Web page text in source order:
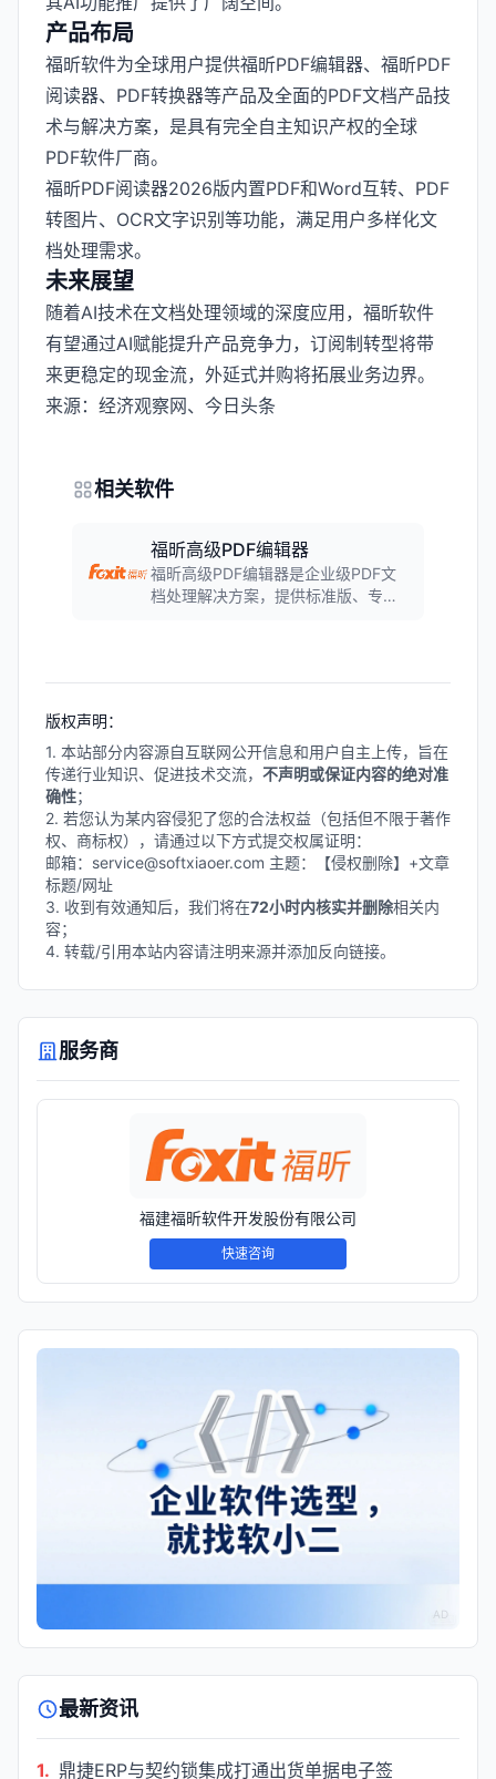
产品布局
福昕软件为全球用户提供福昕PDF编辑器、福昕PDF
阅读器、PDF转换器等产品及全面的PDF文档产品技
术与解决方案，是具有完全自主知识产权的全球
PDF软件厂商。
福昕PDF阅读器2026版内置PDF和Word互转、PDF
转图片、OCR文字识别等功能，满足用户多样化文
档处理需求。
未来展望
随着AI技术在文档处理领域的深度应用，福昕软件
有望通过AI赋能提升产品竞争力，订阅制转型将带
来更稳定的现金流，外延式并购将拓展业务边界。
来源：经济观察网、今日头条
相关软件
福昕高级PDF编辑器
福昕高级PDF编辑器是企业级PDF文
档处理解决方案，提供标准版、专业
署和ECM系统集成，是企业用户处理
版权声明：
1. 本站部分内容源自互联网公开信息和用户自主上传，旨在
传递行业知识、促进技术交流， 不声明或保证内容的绝对准
确性；
2. 若您认为某内容侵犯了您的合法权益（包括但不限于著作
权、商标权），请通过以下方式提交权属证明：
邮箱：service@softxiaoer.com 主题：【侵权删除】+文章
标题/网址
3. 收到有效通知后，我们将在72小时内核实并删除相关内
容；
4. 转载/引用本站内容请注明来源并添加反向链接。
服务商
福建福昕软件开发股份有限公司
快速咨询
AD
最新资讯
1. 鼎捷ERP与契约锁集成打通出货单据电子签